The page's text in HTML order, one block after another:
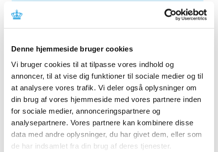
Denne hjemmeside bruger cookies
Vi bruger cookies til at tilpasse vores indhold og
annoncer, til at vise dig funktioner til sociale medier og til
at analysere vores trafik. Vi deler også oplysninger om
din brug af vores hjemmeside med vores partnere inden
for sociale medier, annonceringspartnere og
analysepartnere. Vores partnere kan kombinere disse
data med andre oplysninger, du har givet dem, eller som
de har indsamlet fra din brug af deres tjenester.
2025 (23)
2023 (24)
2022 (20)
2021 (44)
2020 (62)
2019 (20)
2017 (48)
2016 (43)